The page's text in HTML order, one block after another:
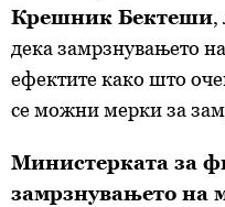
Крешник Бектеши,
дека замрзнувањето
ефектите како што
семожнимерки за
Министерката за
замрзнувањето на